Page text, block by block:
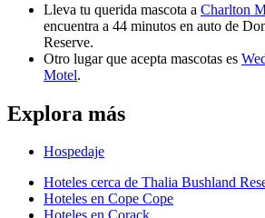
Lleva tu querida mascota a Charlton
encuentra a 44 minutos en auto de
Reserve.
Otro lugar que acepta mascotas es
Motel.
Explora más
Hospedaje
Hoteles cerca de Thalia Bushland
Hoteles en Cope Cope